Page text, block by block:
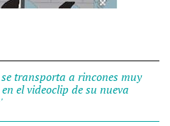
transporta a rincones muy
el videoclip de su nueva